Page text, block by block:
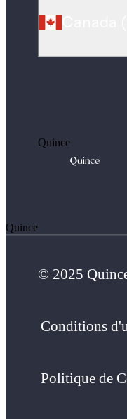
Quince
Quince
© 2025
Conditions
Politique de